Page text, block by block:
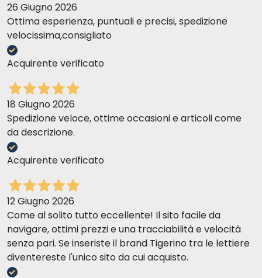
26 Giugno 2026
Ottima esperienza, puntuali e precisi, spedizione
velocissima,consigliato
Acquirente verificato
18 Giugno 2026
Spedizione veloce, ottime occasioni e articoli come
da descrizione.
Acquirente verificato
12 Giugno 2026
Come al solito tutto eccellente! Il sito facile da
navigare, ottimi prezzi e una tracciabilità e velocità
senza pari. Se inseriste il brand Tigerino tra le lettiere
diventereste l'unico sito da cui acquisto.